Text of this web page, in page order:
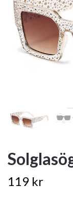
119 kr